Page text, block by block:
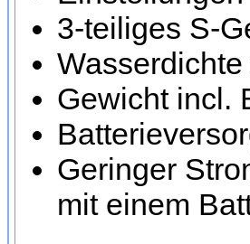
3-teiliges S-
Gewicht incl.
Geringer
mit einem